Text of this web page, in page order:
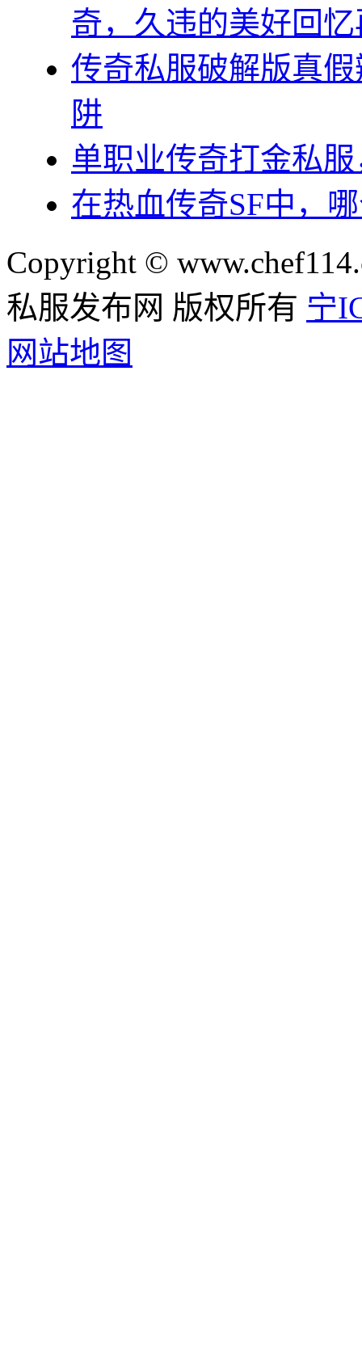
奇，久违的美好回
传奇私服破解版真
阱
单职业传奇打金私
在热血传奇SF中，
Copyright ©
私服发布网 版权所有 宁
网站地图